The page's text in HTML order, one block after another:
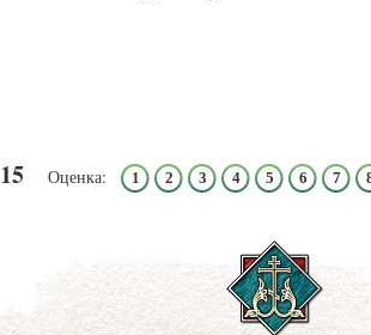
15 Оценка: 1 2 3 4 5 6 7